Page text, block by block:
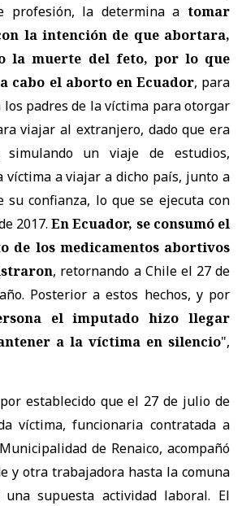
profesión, la determina a tomar
la intención de que abortara,
la muerte del feto, por lo que
cabo el aborto en Ecuador, para
los padres de la víctima para otorgar
viajar al extranjero, dado que era
simulando un viaje de estudios,
víctima a viajar a dicho país, junto a
su confianza, lo que se ejecuta con
2017.En Ecuador, se consumó el
de los medicamentos abortivos
, retornando a Chile el 27 de
Posterior a estos hechos, y por
el imputado hizo llegar
a la víctima en silencio",
establecido que el 27 de julio de
víctima, funcionaria contratada a
de Renaico, acompañó
y otra trabajadora hasta la comuna
supuesta actividad laboral. El